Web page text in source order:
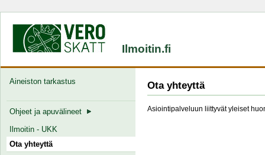
Ilmoitin.fi
Aineiston tarkastus
Ohjeet ja apuvälineet
Ilmoitin - UKK
Ota yhteyttä
Ota yhteyttä
Asiointipalveluun liittyvät yleiset